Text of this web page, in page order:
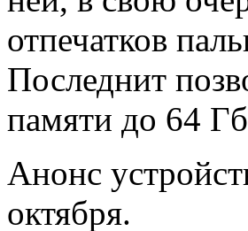
отпечатков
Последнит
памяти до 64
Анонс
октября.